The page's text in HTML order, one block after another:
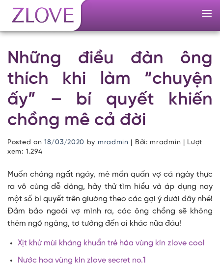
Skip
content
Những điều đàn ông
thích khi làm “chuyện
ấy” – bí quyết khiến
chồng mê cả đời
Posted on 18/03/2020 by mradmin | Bởi: mradmin | Lượt
xem: 1.294
Muốn chàng ngất ngây, mê mẩn quấn vợ cả ngày thực
ra vô cùng dễ dàng, hãy thử tìm hiểu và áp dụng nay
một số bí quyết trên giường theo các gợi ý dưới đây nhé!
Đảm bảo ngoài vợ mình ra, các ông chồng sẽ không
thèm ngó ngàng, tơ tưởng đến ai khác nữa đâu!
Xịt khử mùi kháng khuẩn trẻ hóa vùng kín zlove cool
Nước hoa vùng kín zlove secret no.1